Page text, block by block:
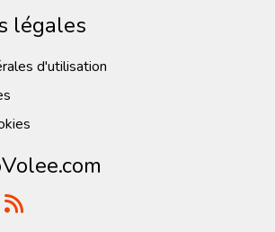
légales
d'utilisation